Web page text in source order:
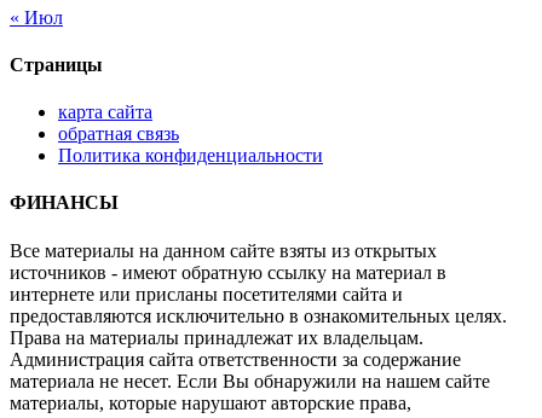
« Июл
Страницы
карта сайта
обратная связь
Политика конфиденциальности
ФИНАНСЫ
Все материалы на данном сайте взяты из открытых
источников - имеют обратную ссылку на материал в
интернете или присланы посетителями сайта и
предоставляются исключительно в ознакомительных целях.
Права на материалы принадлежат их владельцам.
Администрация сайта ответственности за содержание
материала не несет. Если Вы обнаружили на нашем сайте
материалы, которые нарушают авторские права,